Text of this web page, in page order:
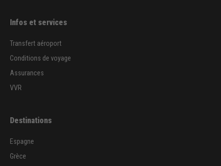
Infos et services
Transfert aéroport
Conditions de voyage
Assurances
VVR
Destinations
Espagne
Grèce